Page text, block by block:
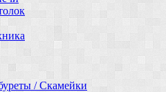
/ Скамейки